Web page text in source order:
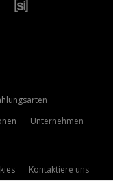
Unternehmen
Kontaktiere uns